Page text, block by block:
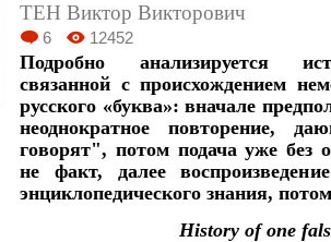
ТЕН Виктор Викторович
6 12452
Подробно анализируется
связанной с происхождением
русского «буква»: вначале
неоднократное повторение,
говорят", потом подача уже без
не факт, далее
энциклопедического знания,
History of one